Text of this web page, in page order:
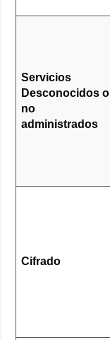
Servicios
Desconocidos o
no
administrados
Cifrado